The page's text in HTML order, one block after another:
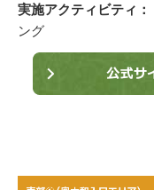
実施アクティビティ：
ング